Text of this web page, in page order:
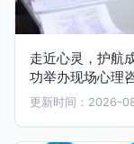
走近心灵，护航
功举办现场心理
更新时间：2026-